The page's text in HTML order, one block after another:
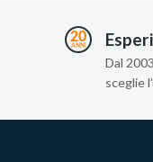
Dal
sceglie